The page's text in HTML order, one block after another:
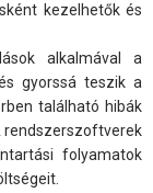
kezelhetők és
alkalmával a
gyorssá teszik a
található hibák
rendszerszoftverek
folyamatok